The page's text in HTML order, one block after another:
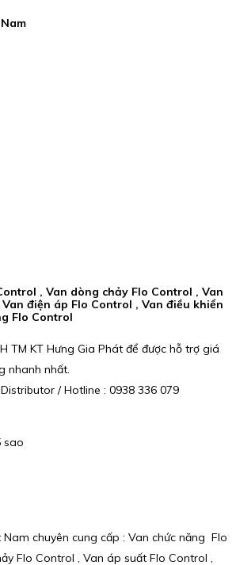
, Van dòng chảy Flo Control , Van
điện áp Flo Control , Van điều khiển
Flo Control
TM KT Hưng Gia Phát để được hỗ trợ giá
nhanh nhất.
/ Hotline : 0938 336 079
sao
chuyên cung cấp : Van chức năng Flo
Flo Control , Van áp suất Flo Control ,